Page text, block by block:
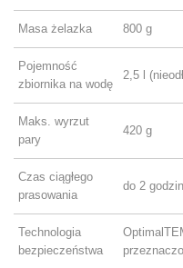
Masa żelazka 800 g
Pojemność
zbiornika na wodę
2,5 l
Maks. wyrzut
pary
420 g
Czas ciągłego
prasowania
do 2 godzin
Technologia
bezpieczeństwa